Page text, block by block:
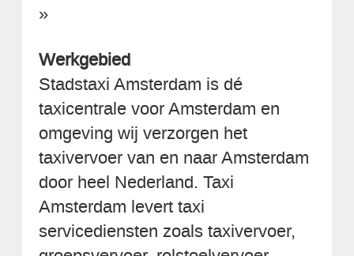
»
Werkgebied
Stadstaxi Amsterdam is dé
taxicentrale voor Amsterdam en
omgeving wij verzorgen het
taxivervoer van en naar Amsterdam
door heel Nederland. Taxi
Amsterdam levert taxi
servicediensten zoals taxivervoer,